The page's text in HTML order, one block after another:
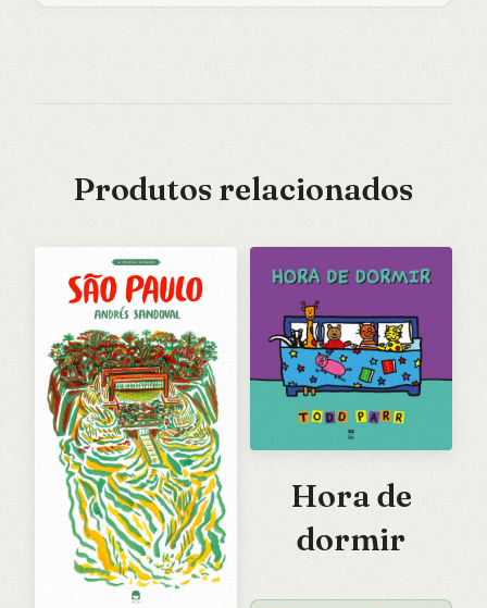
Produtos relacionados
Hora de
dormir